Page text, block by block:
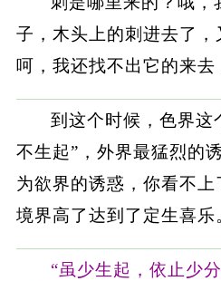
子，木头上的刺进去了，
呵，我还找不出它的来去
到这个时候，色界这
不生起”，外界最猛烈的
为欲界的诱惑，你看不
境界高了达到了定生喜乐
“虽少生起，依止少